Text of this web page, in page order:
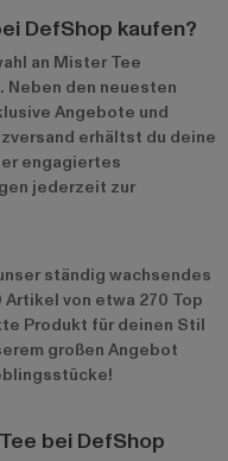
DefShop kaufen?
an Mister Tee
Neben den neuesten
Angebote und
erhältst du deine
engagiertes
jederzeit zur
ständig wachsendes
von etwa 270 Top
Produkt für deinen Stil
großen Angebot
bei DefShop